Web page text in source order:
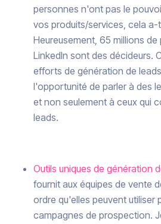
personnes n'ont pas le
vos produits/services, cela
Heureusement, 65 millions
LinkedIn sont des décideurs.
efforts de génération de
l'opportunité de parler à des
et non seulement à ceux qui
leads.
Outils uniques de génération
fournit aux équipes de vente
ordre qu'elles peuvent utiliser
campagnes de prospection.